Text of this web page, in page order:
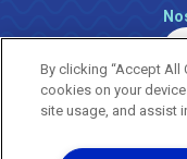
By clicking “Accept All
cookies on your
site usage, and assist